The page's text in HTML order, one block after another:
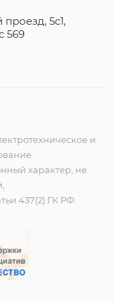
5с1,
569
и
характер, не
437(2) ГК РФ.